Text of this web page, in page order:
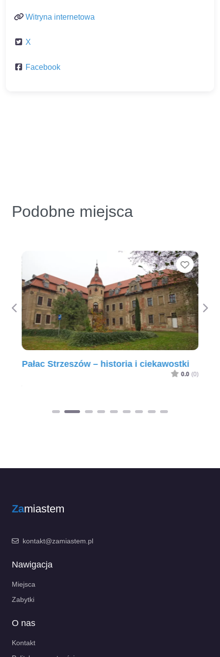
Witryna internetowa
X
Facebook
Podobne miejsca
Pałac Strzeszów – historia i ciekawostki
0.0 (0)
Previous Next
Zabytki
Polityka prywatności